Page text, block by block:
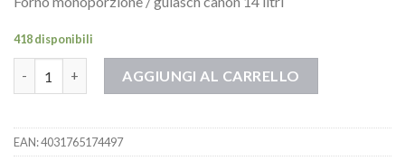
418 disponibili
AGGIUNGI AL CARRELLO
EAN:4031765174497